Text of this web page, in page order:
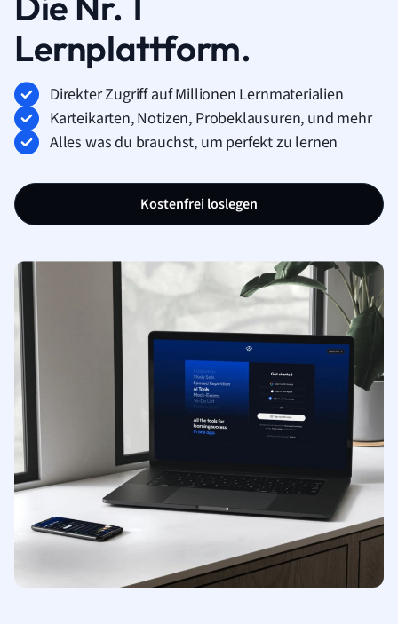
Lernplattform.
Direkter Zugriff auf Millionen Lernmaterialien
Karteikarten, Notizen, Probeklausuren, und mehr
Alles was du brauchst, um perfekt zu lernen
Kostenfrei loslegen